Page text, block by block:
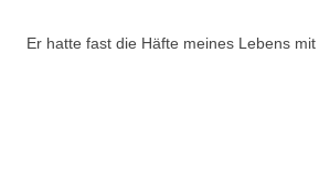
Er hatte fast die Häfte meines Lebens